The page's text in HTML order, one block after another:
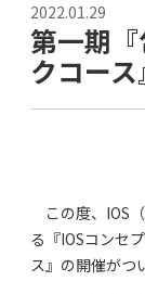
2022.01.29
第一期
クコース
この度、IOS
る『IOSコンセ
ス』の開催がつ